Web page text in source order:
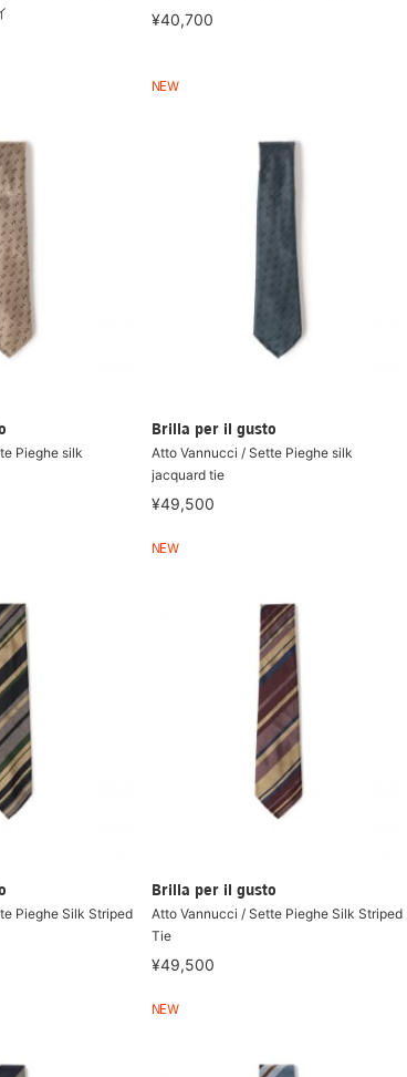
¥40,700
Pieghe silk
NEW
Brilla per il gusto
Atto Vannucci / Sette Pieghe silk
jacquard tie
¥49,500
Pieghe Silk Striped
NEW
Brilla per il gusto
Atto Vannucci / Sette Pieghe Silk Striped
Tie
¥49,500
NEW